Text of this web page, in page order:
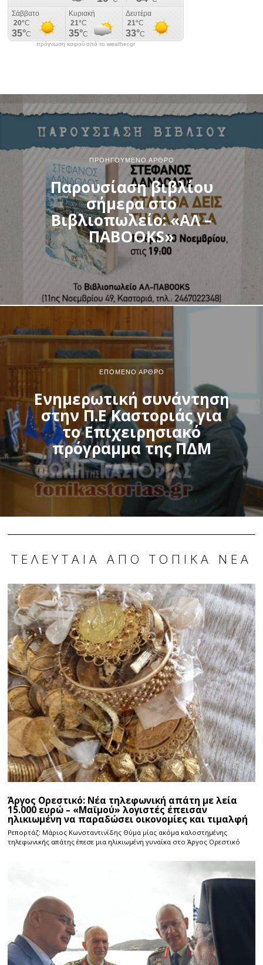
πρόγνωση καιρού από το weather.gr
ΠΡΟΗΓΟΎΜΕΝΟ ΆΡΘΡΟ
Παρουσίαση βιβλίου
σήμερα στο
Βιβλιοπωλείο: «ΑΛ –
ΠΑBOOKS»
ΕΠΌΜΕΝΟ ΆΡΘΡΟ
Ενημερωτική συνάντηση
στην Π.Ε Καστοριάς για
το Επιχειρησιακό
πρόγραμμα της ΠΔΜ
ΤΕΛΕΥΤΑΊΑ ΑΠΌ ΤΟΠΙΚΆ ΝΈΑ
Άργος Ορεστικό: Νέα τηλεφωνική απάτη με λεία
15.000 ευρώ – «Μαϊμού» λογιστές έπεισαν
ηλικιωμένη να παραδώσει οικονομίες και τιμαλφή
Ρεπορτάζ: Μάριος Κωνσταντινίδης Θύμα μίας ακόμα καλοστημένης
τηλεφωνικής απάτης έπεσε μια ηλικιωμένη γυναίκα στο Άργος Ορεστικό